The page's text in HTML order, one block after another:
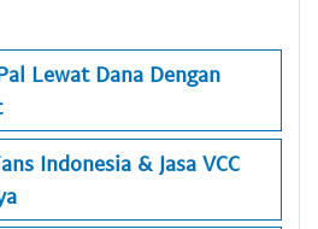
Lewat Dana Dengan
Indonesia & Jasa VCC